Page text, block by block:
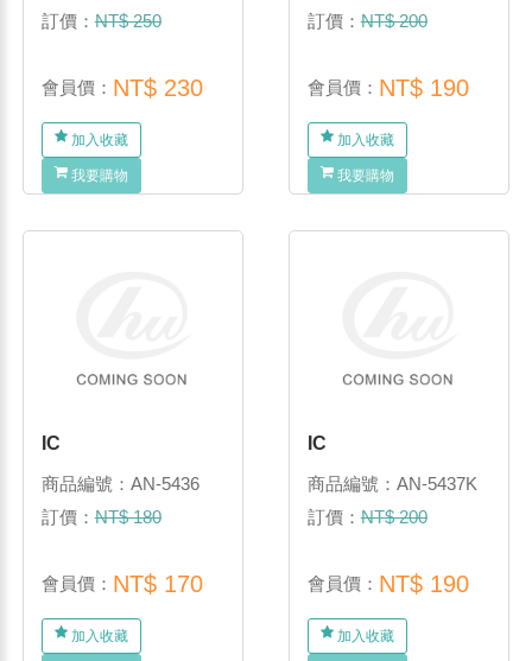
訂價：NT$ 250
會員價： NT$ 230
加入收藏
我要購物
訂價：NT$ 200
會員價： NT$ 190
加入收藏
我要購物
IC
商品編號：AN-5436
訂價：NT$ 180
會員價： NT$ 170
加入收藏
IC
商品編號：AN-5437K
訂價：NT$ 200
會員價： NT$ 190
加入收藏